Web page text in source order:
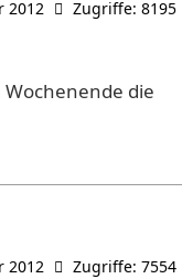
2012 Zugriffe: 8195
die
2012 Zugriffe: 7554